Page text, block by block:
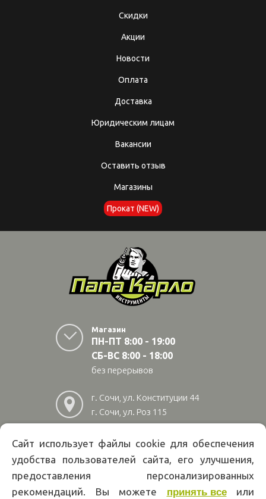
Скидки
Акции
Новости
Оплата
Доставка
Юридическим лицам
Вакансии
Оставить отзыв
Магазины
Прокат (NEW)
Магазин
ПН-ПТ 8:00 - 19:00
СБ-ВС 8:00 - 18:00
без перерывов
г. Сочи, ул. Конституции 44
г. Сочи, ул. Роз 115
г. Адлер, ул Авиационная
28/10
222 02 01
офертой. Указанные цены действуют только при оформлении заказа
Сайт использует файлы cookie для обеспечения
удобства пользователей сайта, его улучшения,
предоставления персонализированных
рекомендаций. Вы можете принять всеили